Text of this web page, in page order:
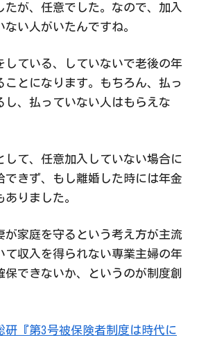
たが、任意でした。なので、加入
ない人がいたんですね。
している、していないで老後の年
ことになります。もちろん、払っ
し、払っていない人はもらえな
して、任意加入していない場合に
できず、もし離婚した時には年金
りました。
が家庭を守るという考え方が主流
て収入を得られない専業主婦の年
できないか、というのが制度創
研『第3号被保険者制度は時代に